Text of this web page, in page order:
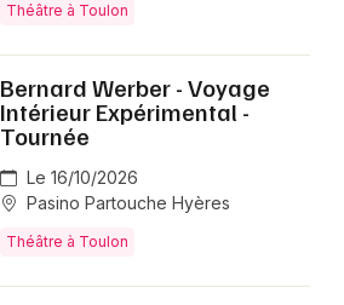
Théâtre à Toulon
Bernard Werber - Voyage
Intérieur Expérimental -
Tournée
Le 16/10/2026
Pasino Partouche Hyères
Théâtre à Toulon